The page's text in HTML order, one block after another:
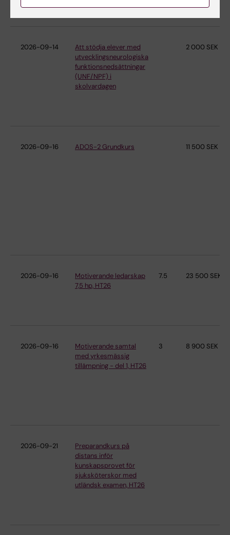
2026-09-14
Att stödja elever med
utvecklingsneurologiska
funktionsnedsättningar
(UNF/NPF) i
skolvardagen
2 000 SEK
2026-09-16 ADOS-2 Grundkurs 11 500 SEK
2026-09-16
Motiverande ledarskap
7,5 hp, HT26
7.5 23 500 SEK
2026-09-16
Motiverande samtal
med yrkesmässig
tillämpning - del 1, HT26
3 8 900 SEK
2026-09-21
Preparandkurs på
distans inför
kunskapsprovet för
sjuksköterskor med
utländsk examen, HT26